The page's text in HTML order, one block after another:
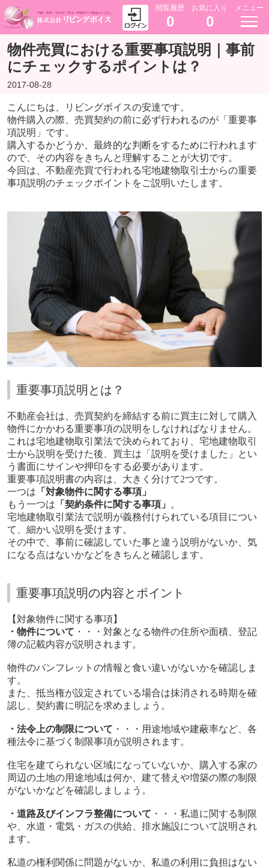
閲覧履歴
0
お気に入り
0
メニュー
物件売買における重要事項説明｜事前
にチェックするポイントは？
2017-08-28
こんにちは、リビングボイスの安達です。
物件購入の際、売買契約の前に必ず行われるのが「重要事
項説明」です。
購入するかどうか、最終的な判断をするために行われます
ので、その内容をきちんと理解することが大切です。
今回は、不動産売買で行われる宅地建物取引士からの重要
事項説明のチェックポイントをご説明いたします。
重要事項説明とは？
不動産会社は、売買契約を締結する前に買主に対して購入
物件にかかわる重要事項の説明をしなければなりません。
これは宅地建物取引業法で決められており、宅地建物取引
士から説明を受けた後、買主は「説明を受けました」とい
う書面にサインや押印をする必要があります。
重要事項説明書の内容は、大きく分けて2つです。
一つは 「対象物件に関する事項」
もう一つは 「契約条件に関する事項」
。
宅地建物取引業法で説明が義務付けられている項目につい
て、細かい説明を受けます。
その中で、事前に確認していた事と違う説明がないか、気
になる点はないかなどをきちんと確認します。
重要事項説明の内容とポイント
【対象物件に関する事項】
・物件について ・・・対象となる物件の住所や面積、登記
簿の記載内容が説明されます。
物件のパンフレットの情報と食い違いがないかを確認しま
す。
また、抵当権が設定されている場合は抹消される時期を確
認し、契約書に明記を求めましょう。
・法令上の制限について ・・・用途地域や建蔽率など、各
種法令に基づく制限事項が説明されます。
住宅を建てられない区域になっていないか、購入する家の
周辺の土地の用途地域は何か、建て替えや増築の際の制限
がないかなどを確認しましょう。
・道路及びインフラ整備について ・・・私道に関する制限
や、水道・電気・ガスの供給、排水施設について説明され
ます。
私道の権利関係に問題がないか、私道の利用に負担はない